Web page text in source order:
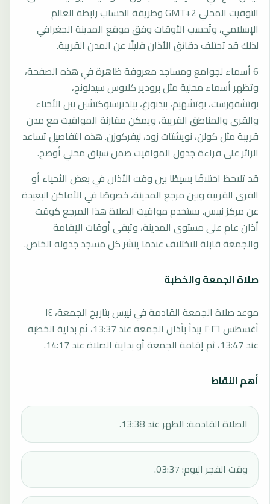
التوقيت المحلي GMT+2 وطريقة الحساب رابطة العالم
الإسلامي، وتُحسب الأوقات وفق موقع المدينة الجغرافي
لذلك قد تختلف دقائق الأذان قليلًا عن المدن القريبة.
6 أسماء لجوامع ومساجد معروفة ظاهرة في هذه الصفحة،
وتظهر أسماء محلية مثل برودير كلاوس سيدلونج،
بوتشفورست، بوتشهيم، بيدبورغ، بيلديرستوكتشين بين الأحياء
والقرى والمناطق القريبة، ويمكن مقارنة المواقيت مع مدن
قريبة مثل كولن، نويشتات زود، ليفركوزن. هذه التفاصيل تساعد
الزائر على قراءة جدول المواقيت ضمن سياق محلي أوضح.
قد تلاحظ اختلافًا بسيطًا بين وقت الأذان في بعض الأحياء أو
القرى القريبة وبين مرجع المدينة، خصوصًا في الأماكن البعيدة
عن مركز نيبس. يستخدم مواقيت الصلاة هذا المرجع كوقت
أذان عام على مستوى المدينة، وتبقى أوقات الإقامة
والجمعة قابلة للاختلاف عندما ينشر كل مسجد جدوله الخاص.
صلاة الجمعة والخطبة
موعد صلاة الجمعة القادمة في نيبس بتاريخ الجمعة، ١٤
أغسطس ٢٠٢٦ يبدأ بأذان الجمعة عند 13:37، ثم بداية الخطبة
عند 13:47، ثم إقامة الجمعة أو بداية الصلاة عند 14:17.
أهم النقاط
الصلاة القادمة: الظهر عند 13:38.
وقت الفجر اليوم: 03:37.